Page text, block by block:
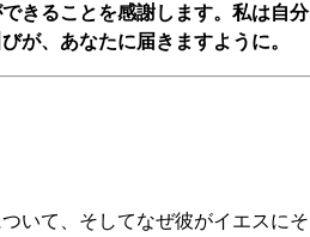
きることを感謝します。私は自分
が、あなたに届きますように。
いて、そしてなぜ彼がイエスにそ